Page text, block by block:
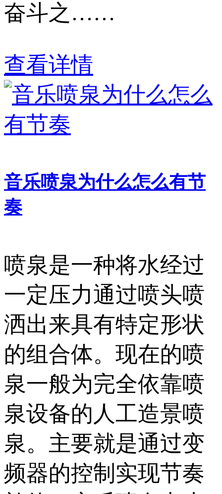
奋斗之……
查看详情
音乐喷泉为什么怎么有节
奏
喷泉是一种将水经过
一定压力通过喷头喷
洒出来具有特定形状
的组合体。现在的喷
泉一般为完全依靠喷
泉设备的人工造景喷
泉。主要就是通过变
频器的控制实现节奏